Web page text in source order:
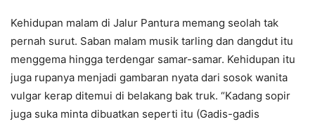
Kehidupan malam di Jalur Pantura memang seolah tak
pernah surut. Saban malam musik tarling dan dangdut itu
menggema hingga terdengar samar-samar. Kehidupan itu
juga rupanya menjadi gambaran nyata dari sosok wanita
vulgar kerap ditemui di belakang bak truk. “Kadang sopir
juga suka minta dibuatkan seperti itu (Gadis-gadis